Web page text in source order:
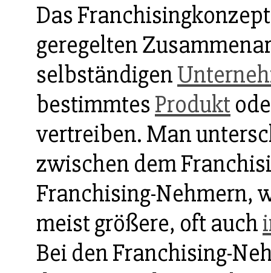
Das
geregelten
selbständigen
bestimmtesProdukt
vertreiben. Man
zwischen dem
Franchising-Nehmern,
meist größere, oft auch
Bei den Franchising-